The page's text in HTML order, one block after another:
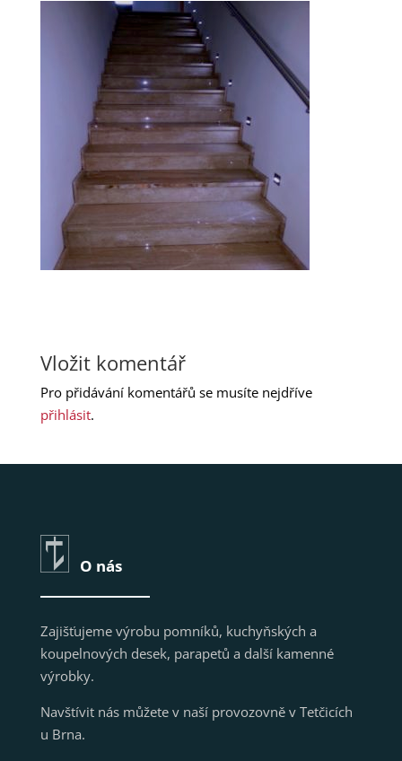
Vložit komentář
Pro přidávání komentářů se musíte nejdříve
přihlásit.
O nás
Zajišťujeme výrobu pomníků, kuchyňských a
koupelnových desek, parapetů a další kamenné
výrobky.
Navštívit nás můžete v naší provozovně v Tetčicích
u Brna.